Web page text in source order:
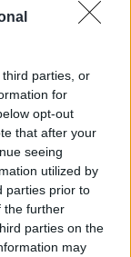
parties, or
for
opt-out
that after your
seeing
utilized by
parties prior to
the further
parties on the
may
Google